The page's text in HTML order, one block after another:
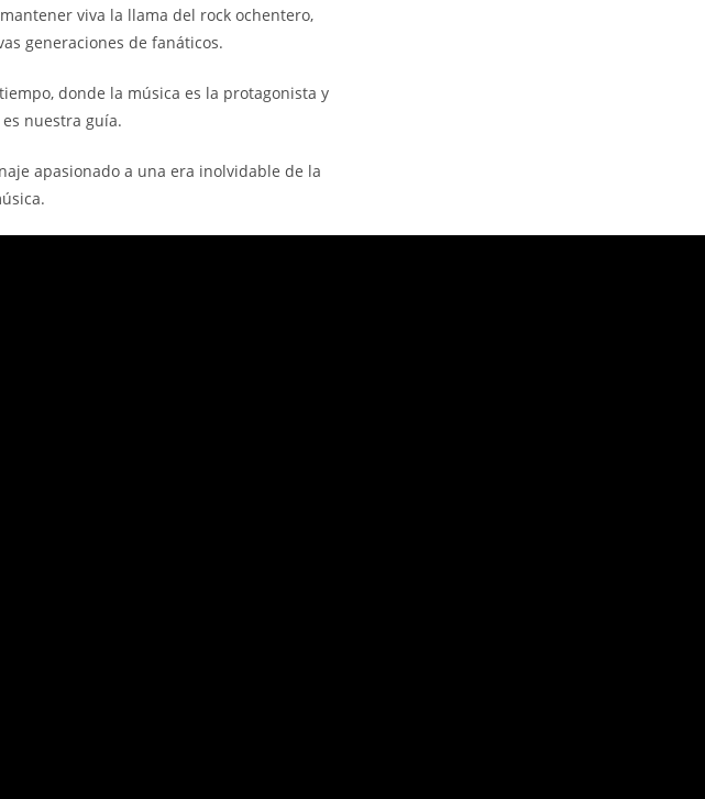
viva la llama del rock ochentero,
generaciones de fanáticos.
donde la música es la protagonista y
nuestra guía.
apasionado a una era inolvidable de la